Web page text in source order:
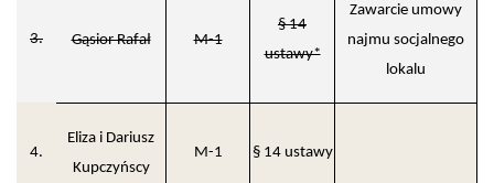
3. Gąsior Rafał M-1
§ 14
ustawy*
Zawarcie umowy
najmu socjalnego
lokalu
4.
Eliza i Dariusz
Kupczyńscy
M-1 § 14 ustawy